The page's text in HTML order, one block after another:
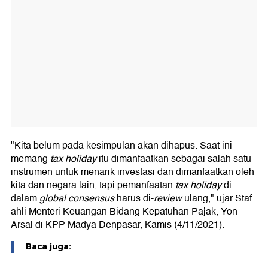
"Kita belum pada kesimpulan akan dihapus. Saat ini
memang tax holidayitu dimanfaatkan sebagai salah satu
instrumen untuk menarik investasi dan dimanfaatkan oleh
kita dan negara lain, tapi pemanfaatan tax holidaydi
dalamglobal consensusharus di-reviewulang," ujar Staf
ahli Menteri Keuangan Bidang Kepatuhan Pajak, Yon
Arsal di KPP Madya Denpasar, Kamis (4/11/2021).
Baca juga: